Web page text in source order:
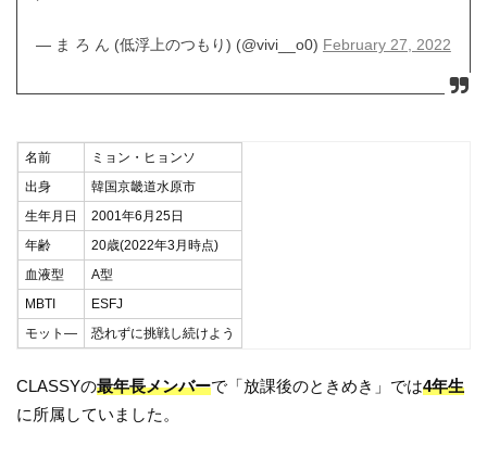
— ま ろ ん (低浮上のつもり) (@vivi__o0) February 27, 2022
名前
ミョン・ヒョンソ
出身
韓国京畿道水原市
生年月日
2001年6月25日
年齢
20歳(2022年3月時点)
血液型
A型
MBTI
ESFJ
モット―
恐れずに挑戦し続けよう
CLASSYの最年長メンバーで「放課後のときめき」では4年生
に所属していました。